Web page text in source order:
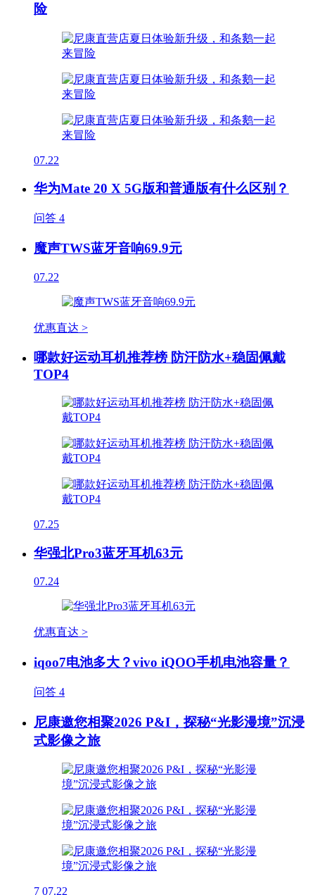
险
07.22
华为Mate 20 X 5G版和普通版有什么区别？
问答 4
魔声TWS蓝牙音响69.9元
07.22
优惠直达 >
哪款好运动耳机推荐榜 防汗防水+稳固佩戴
TOP4
07.25
华强北Pro3蓝牙耳机63元
07.24
优惠直达 >
iqoo7电池多大？vivo iQOO手机电池容量？
问答 4
尼康邀您相聚2026 P&I，探秘“光影漫境”沉浸
式影像之旅
7 07.22